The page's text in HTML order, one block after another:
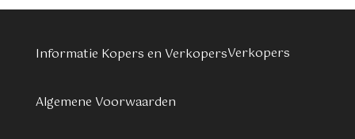
Informatie Kopers en VerkopersVerkopers
Algemene Voorwaarden